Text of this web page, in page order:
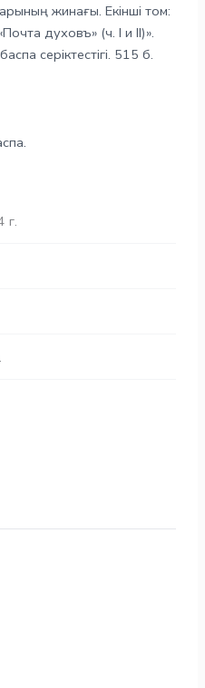
жинағы. Екінші том:
духовъ» (ч. І и ІІ)».
серіктестігі. 515 б.
г.